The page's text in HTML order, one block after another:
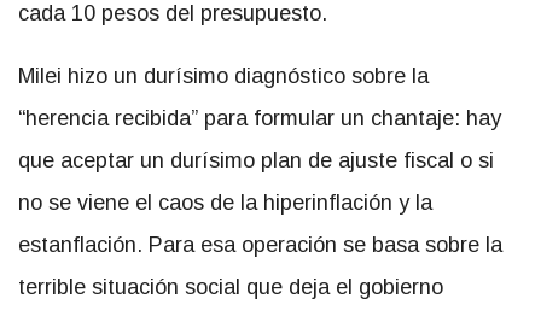
cada 10 pesos del presupuesto.
Milei hizo un durísimo diagnóstico sobre la
“herencia recibida” para formular un chantaje: hay
que aceptar un durísimo plan de ajuste fiscal o si
no se viene el caos de la hiperinflación y la
estanflación. Para esa operación se basa sobre la
terrible situación social que deja el gobierno